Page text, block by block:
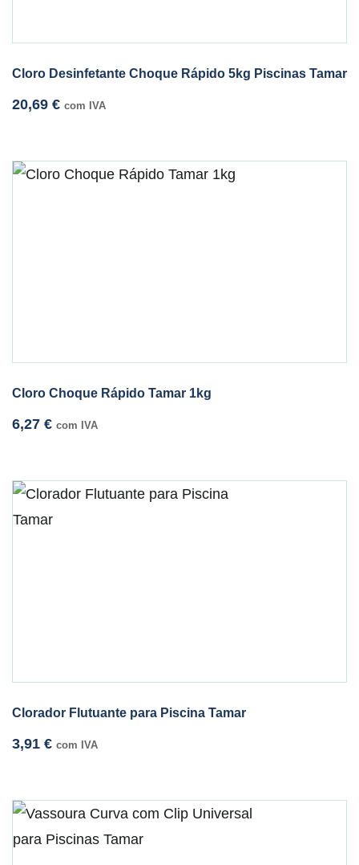
Cloro Desinfetante Choque Rápido 5kg Piscinas Tamar
20,69 € com IVA
Cloro Choque Rápido Tamar 1kg
6,27 € com IVA
Clorador Flutuante para Piscina Tamar
3,91 € com IVA